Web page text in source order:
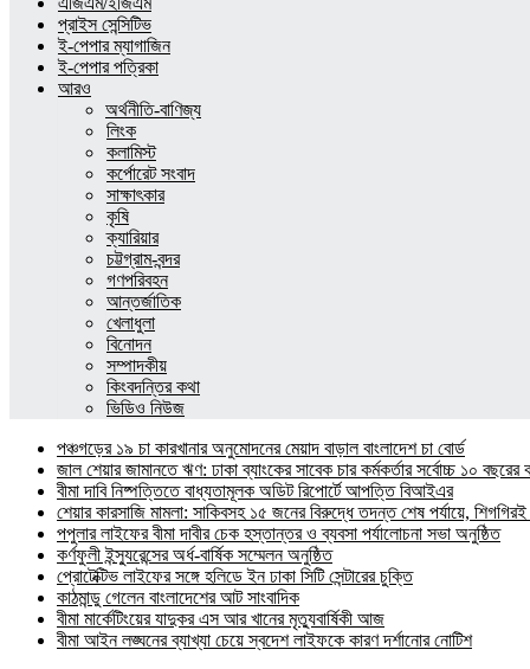
প্রাইস সেন্সিটিভ
ই-পেপার ম্যাগাজিন
ই-পেপার পত্রিকা
আরও
অর্থনীতি-বাণিজ্য
লিংক
কলামিস্ট
কর্পোরেট সংবাদ
সাক্ষাৎকার
কৃষি
ক্যারিয়ার
চট্টগ্রাম-বন্দর
গণপরিবহন
আন্তর্জাতিক
খেলাধুলা
বিনোদন
সম্পাদকীয়
কিংবদন্তির কথা
ভিডিও নিউজ
পঞ্চগড়ের ১৯ চা কারখানার অনুমোদনের মেয়াদ বাড়াল বাংলাদেশ চা বোর্ড
জাল শেয়ার জামানতে ঋণ: ঢাকা ব্যাংকের সাবেক চার কর্মকর্তার সর্বোচ্চ ১০ বছরের
বীমা দাবি নিষ্পত্তিতে বাধ্যতামূলক অডিট রিপোর্টে আপত্তি বিআইএর
শেয়ার কারসাজি মামলা: সাকিবসহ ১৫ জনের বিরুদ্ধে তদন্ত শেষ পর্যায়ে, শিগগিরই
পপুলার লাইফের বীমা দাবীর চেক হস্তান্তর ও ব্যবসা পর্যালোচনা সভা অনুষ্ঠিত
কর্ণফুলী ইন্স্যুরেন্সের অর্ধ-বার্ষিক সম্মেলন অনুষ্ঠিত
প্রোটেক্টিভ লাইফের সঙ্গে হলিডে ইন ঢাকা সিটি সেন্টারের চুক্তি
কাঠমান্ডু গেলেন বাংলাদেশের আট সাংবাদিক
বীমা মার্কেটিংয়ের যাদুকর এস আর খানের মৃত্যুবার্ষিকী আজ
বীমা আইন লঙ্ঘনের ব্যাখ্যা চেয়ে স্বদেশ লাইফকে কারণ দর্শানোর নোটিশ